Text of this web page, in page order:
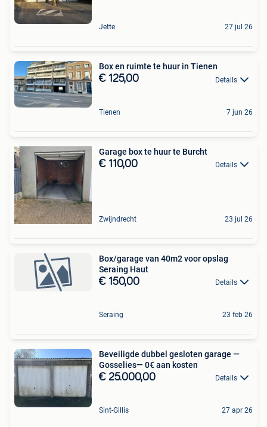
Jette 27 jul 26
Box en ruimte te huur in Tienen
€ 125,00 Details
Tienen 7 jun 26
Garage box te huur te Burcht
€ 110,00 Details
Zwijndrecht 23 jul 26
Box/garage van 40m2 voor opslag
Seraing Haut
€ 150,00 Details
Seraing 23 feb 26
Beveiligde dubbel gesloten garage —
Gosselies— 0€ aan kosten
€ 25.000,00 Details
Sint-Gillis 27 apr 26